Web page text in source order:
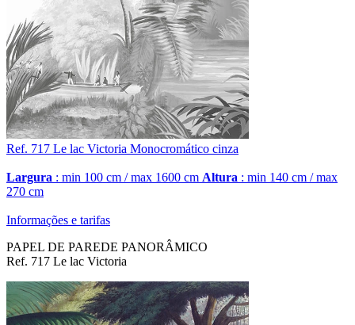
Ref. 717 Le lac Victoria Monocromático cinza
Largura : min 100 cm / max 1600 cm Altura : min 140 cm / max
270 cm
Informações e tarifas
PAPEL DE PAREDE PANORÂMICO
Ref. 717 Le lac Victoria